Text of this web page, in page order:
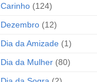
Carinho (124)
Dezembro (12)
Dia da Amizade (1)
Dia da Mulher (80)